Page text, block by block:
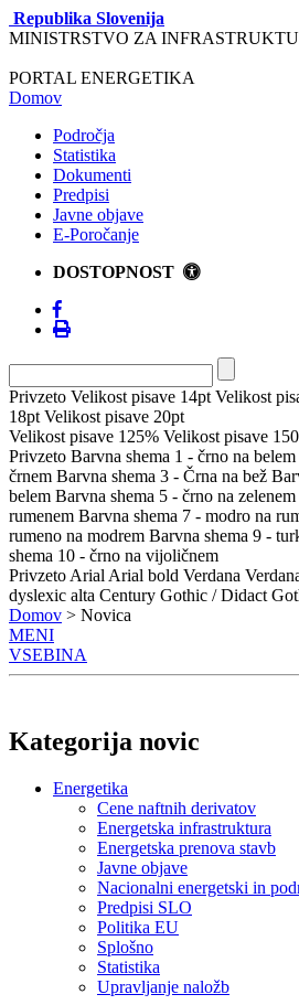
Republika Slovenija
MINISTRSTVO ZA
PORTAL ENERGETIKA
Domov
Področja
Statistika
Dokumenti
Predpisi
Javne objave
E-Poročanje
DOSTOPNOST
Privzeto Velikost pisave 14pt Velikost
18pt Velikost pisave 20pt
Velikost pisave 125% Velikost pisave
Privzeto Barvna shema 1 - črno na belem
črnem Barvna shema 3 - Črna na bež
belem Barvna shema 5 - črno na zelenem
rumenem Barvna shema 7 - modro na
rumeno na modrem Barvna shema 9 -
shema 10 - črno na vijoličnem
Privzeto Arial Arial bold Verdana
dyslexic alta Century Gothic / Didact
Domov > Novica
MENI
VSEBINA
Kategorija novic
Energetika
Cene naftnih derivatov
Energetska infrastruktura
Energetska prenova stavb
Javne objave
Nacionalni energetski in
Predpisi SLO
Politika EU
Splošno
Statistika
Upravljanje naložb